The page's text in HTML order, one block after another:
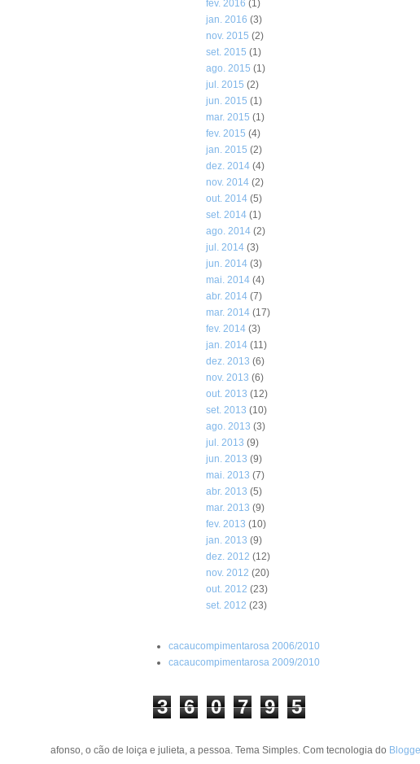
fev. 2016 (1)
jan. 2016 (3)
nov. 2015 (2)
set. 2015 (1)
ago. 2015 (1)
jul. 2015 (2)
jun. 2015 (1)
mar. 2015 (1)
fev. 2015 (4)
jan. 2015 (2)
dez. 2014(4)
nov. 2014(2)
out. 2014(5)
set. 2014(1)
ago. 2014(2)
jul. 2014(3)
jun. 2014(3)
mai. 2014(4)
abr. 2014(7)
mar. 2014(17)
fev. 2014(3)
jan. 2014(11)
dez. 2013 (6)
nov. 2013 (6)
out. 2013 (12)
set. 2013 (10)
ago. 2013 (3)
jul. 2013 (9)
jun. 2013 (9)
mai. 2013 (7)
abr. 2013 (5)
mar. 2013 (9)
fev. 2013 (10)
jan. 2013 (9)
dez. 2012 (12)
nov. 2012 (20)
out. 2012 (23)
set. 2012 (23)
cacaucompimentarosa 2006/2010
cacaucompimentarosa 2009/2010
3 6 0 7 9 5
afonso, o cão de loiça e julieta, a pessoa. Tema Simples. Com tecnologia do